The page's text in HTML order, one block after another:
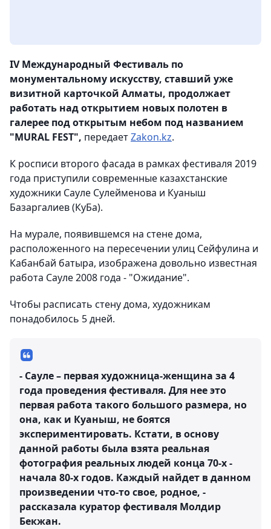
IV Международный Фестиваль по
монументальному искусству, ставший уже
визитной карточкой Алматы, продолжает
работать над открытием новых полотен в
галерее под открытым небом под названием
"MURAL FEST", передаетZakon.kz.
К росписи второго фасада в рамках фестиваля 2019
года приступили современные казахстанские
художники Сауле Сулейменова и Куаныш
Базаргалиев (КуБа).
На мурале, появившемся на стене дома,
расположенного на пересечении улиц Сейфулина и
Кабанбай батыра, изображена довольно известная
работа Сауле 2008 года - "Ожидание".
Чтобы расписать стену дома, художникам
понадобилось 5 дней.
- Сауле – первая художница-женщина за 4
года проведения фестиваля. Для нее это
первая работа такого большого размера, но
она, как и Куаныш, не боятся
экспериментировать. Кстати, в основу
данной работы была взята реальная
фотография реальных людей конца 70-х -
начала 80-х годов. Каждый найдет в данном
произведении что-то свое, родное, -
рассказала куратор фестиваля Молдир
Бекжан.